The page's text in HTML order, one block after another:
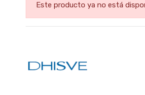
Este producto ya no está